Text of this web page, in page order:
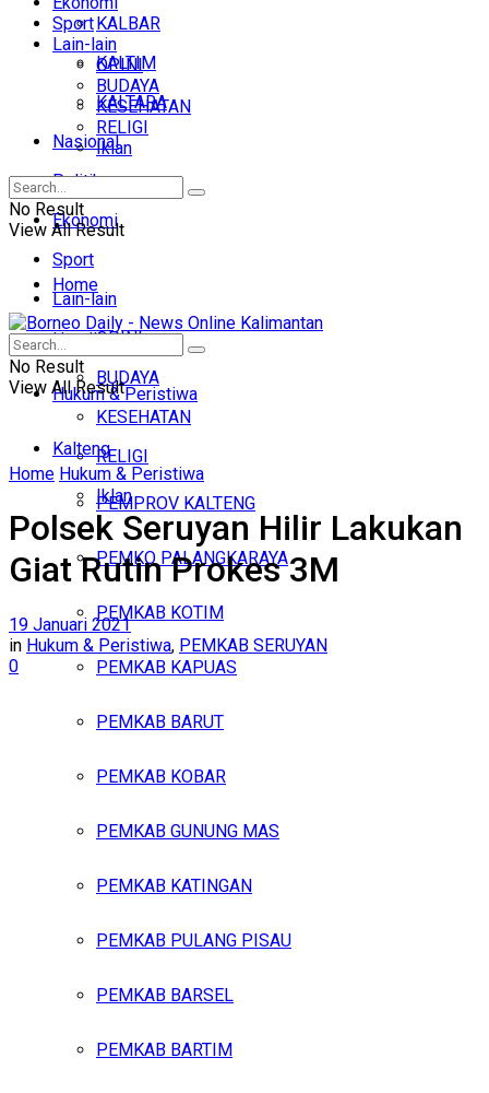
KALBAR
KALTIM
KALTARA
Nasional
Politik
Ekonomi
Sport
Lain-lain
OPINI
BUDAYA
KESEHATAN
RELIGI
Iklan
Jumat, Agustus 7, 2026
Sport
Lain-lain
OPINI
BUDAYA
KESEHATAN
RELIGI
Iklan
No Result
View All Result
Home
Headline
Hukum & Peristiwa
Kalteng
PEMPROV KALTENG
PEMKO PALANGKARAYA
PEMKAB KOTIM
PEMKAB KAPUAS
PEMKAB BARUT
PEMKAB KOBAR
PEMKAB GUNUNG MAS
PEMKAB KATINGAN
PEMKAB PULANG PISAU
PEMKAB BARSEL
PEMKAB BARTIM
No Result
View All Result
Home Hukum & Peristiwa
Polsek Seruyan Hilir Lakukan
Giat Rutin Prokes 3M
19 Januari 2021
in Hukum & Peristiwa, PEMKAB SERUYAN
0